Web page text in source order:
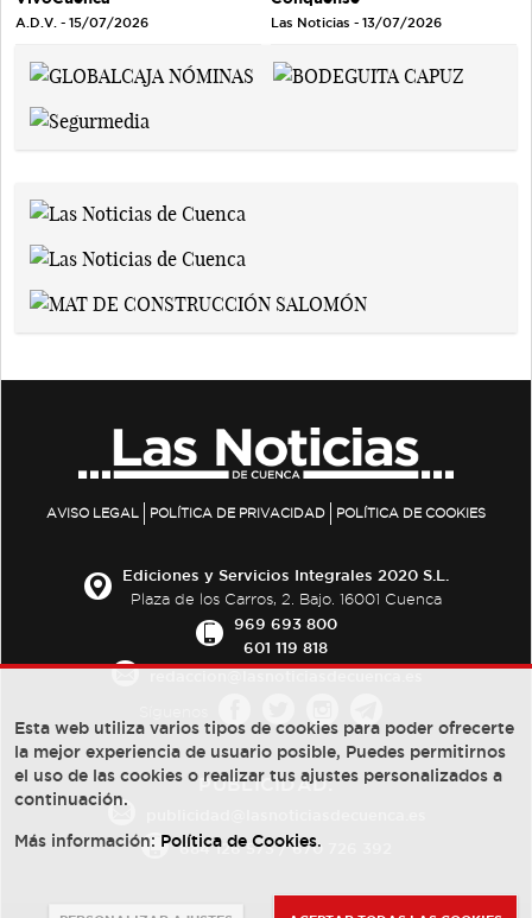
A.D.V. - 15/07/2026 Las Noticias - 13/07/2026
AVISO LEGAL POLÍTICA DE PRIVACIDAD POLÍTICA DE COOKIES
Ediciones y Servicios Integrales 2020 S.L.
Plaza de los Carros, 2. Bajo. 16001 Cuenca
969 693 800
601 119 818
PUBLICIDAD:
684 126 573/670 726 392
Esta web utiliza varios tipos de cookies para poder ofrecerte
la mejor experiencia de usuario posible, Puedes permitirnos
el uso de las cookies o realizar tus ajustes personalizados a
continuación.
Más información: Política de Cookies.